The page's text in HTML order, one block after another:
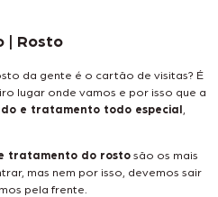
| Rosto
da gente é o cartão de visitas? É
lugar onde vamos e por isso que a
e tratamento todo especial
tratamento do rostosão os mais
mas nem por isso, devemos sair
pela frente.